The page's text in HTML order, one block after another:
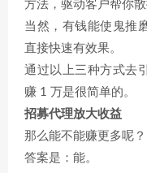
方法，驱动客户帮你散
当然，有钱能使鬼推
直接快速有效果。
通过以上三种方式去
赚 1 万是很简单的。
招募代理放大收益
那么能不能赚更多呢？
答案是：能。